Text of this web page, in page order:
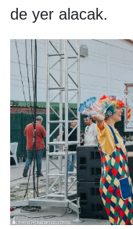
de yer alacak.